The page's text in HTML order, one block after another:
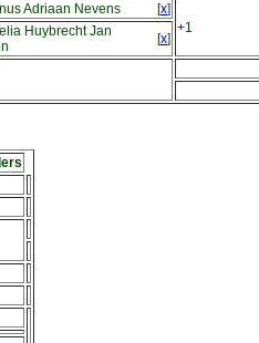
Adriaan Nevens [x]
+1
Huybrecht Jan
[x]